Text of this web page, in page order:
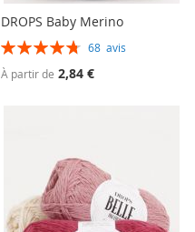
DROPS Baby Merino
Évaluation:
68 avis
À partir de 2,84 €